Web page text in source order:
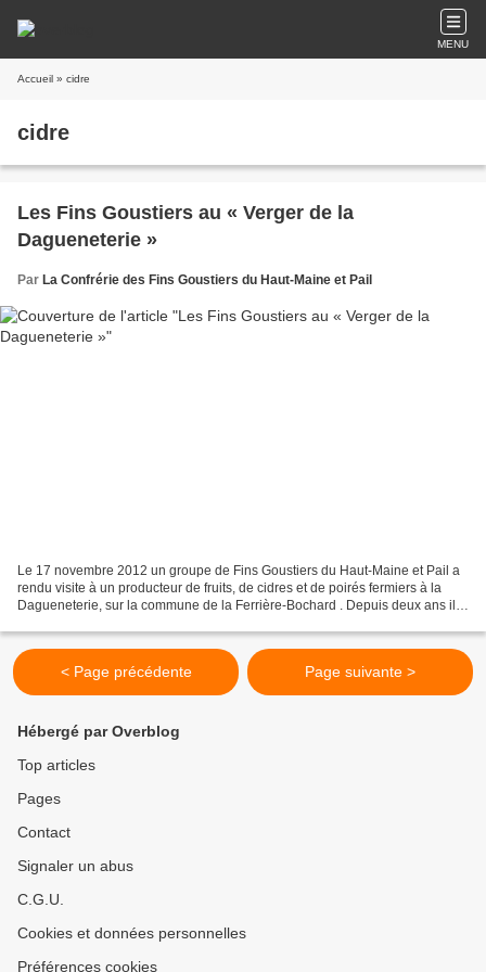
MENU
Accueil » cidre
cidre
Les Fins Goustiers au « Verger de la
Dagueneterie »
Par La Confrérie des Fins Goustiers du Haut-Maine et Pail
Le 17 novembre 2012 un groupe de Fins Goustiers du Haut-Maine et Pail a
rendu visite à un producteur de fruits, de cidres et de poirés fermiers à la
Dagueneterie, sur la commune de la Ferrière-Bochard . Depuis deux ans il
< Page précédente Page suivante >
Hébergé par Overblog
Top articles
Pages
Contact
Signaler un abus
C.G.U.
Cookies et données personnelles
Préférences cookies